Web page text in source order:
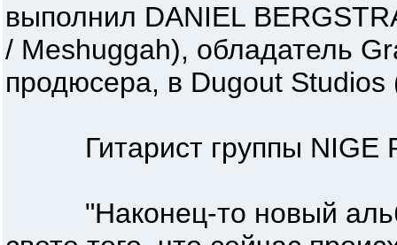
выполнил DANIEL
/ Meshuggah), обладатель
продюсера, в Dugout
Гитарист группы NIGE
"Наконец-то новый